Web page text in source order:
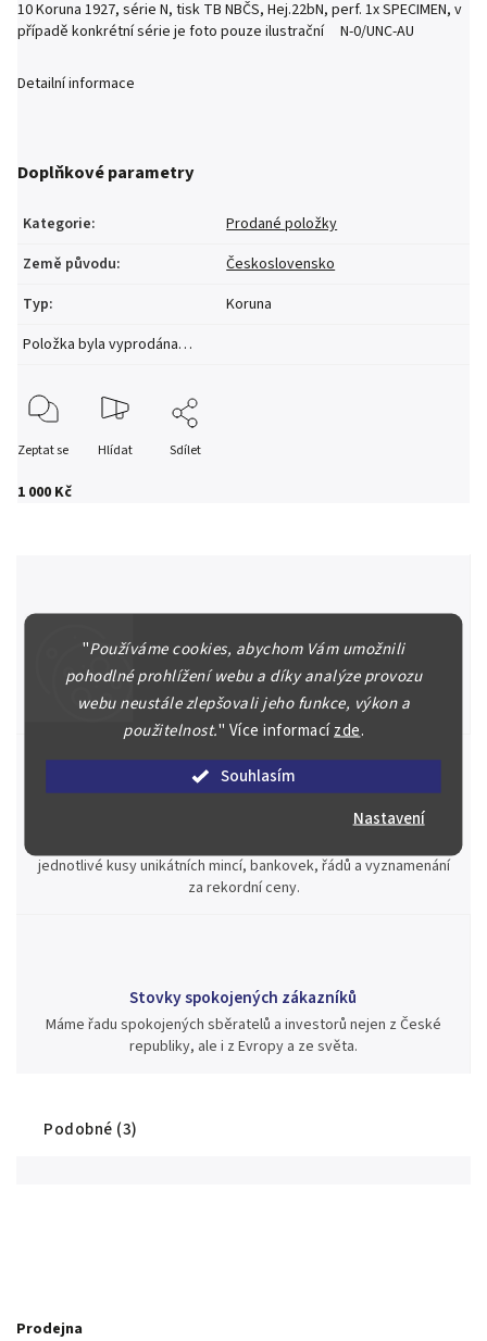
"Používáme cookies, abychom Vám umožnili
pohodlné prohlížení webu a díky analýze provozu
webu neustále zlepšovali jeho funkce, výkon a
použitelnost." Více informacízde.
Souhlasím
Nastavení
1 000 Kč
10 Koruna 1927, série N, tisk TB NBČS, Hej.22bN, perf. 1x SPECIMEN, v
případě konkrétní série je foto pouze ilustrační N-0/UNC-AU
Detailní informace
Doplňkové parametry
Kategorie:
Prodané položky
Země původu:
Československo
Typ:
Koruna
Položka byla vyprodána…
Zeptat se Hlídat Sdílet
Špičkové služby za nejlepší ceny
Náš kolektiv specialistů a znalců se Vám bude plně věnovat.
Posoudíme kvalitu a pravost Vašeho materiálu, prodáme v naší
aukci nebo Vám poradíme kam investovat.
Jsme zde pro Vás nepřetržitě již od roku 2000
jednotlivé kusy unikátních mincí, bankovek, řádů a vyznamenání
za rekordní ceny.
Stovky spokojených zákazníků
Máme řadu spokojených sběratelů a investorů nejen z České
republiky, ale i z Evropy a ze světa.
Podobné (3)
Prodejna